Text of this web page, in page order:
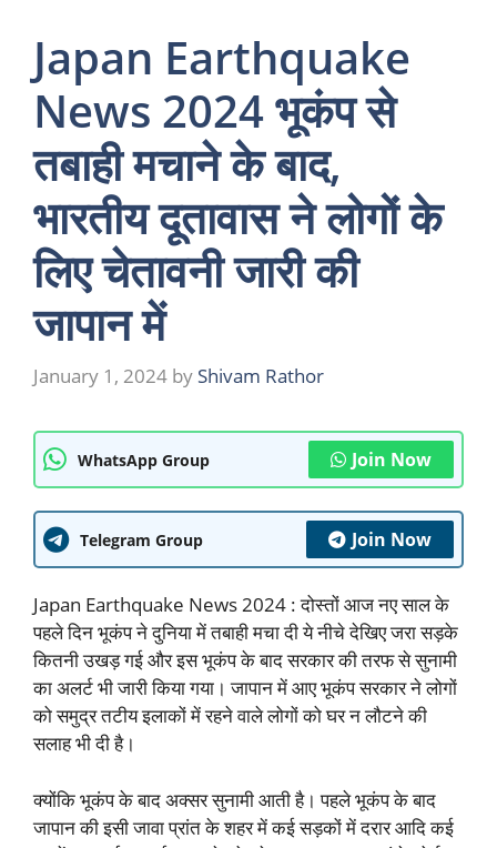
Japan Earthquake
News 2024 भूकंप से
तबाही मचाने के बाद,
भारतीय दूतावास ने लोगों के
लिए चेतावनी जारी की
जापान में
January 1, 2024 by Shivam Rathor
WhatsApp Group Join Now
Telegram Group Join Now
Japan Earthquake News 2024 : दोस्तों आज नए साल के
पहले दिन भूकंप ने दुनिया में तबाही मचा दी ये नीचे देखिए जरा सड़के
कितनी उखड़ गई और इस भूकंप के बाद सरकार की तरफ से सुनामी
का अलर्ट भी जारी किया गया। जापान में आए भूकंप सरकार ने लोगों
को समुद्र तटीय इलाकों में रहने वाले लोगों को घर न लौटने की
सलाह भी दी है।
क्योंकि भूकंप के बाद अक्सर सुनामी आती है। पहले भूकंप के बाद
जापान की इसी जावा प्रांत के शहर में कई सड़कों में दरार आदि कई